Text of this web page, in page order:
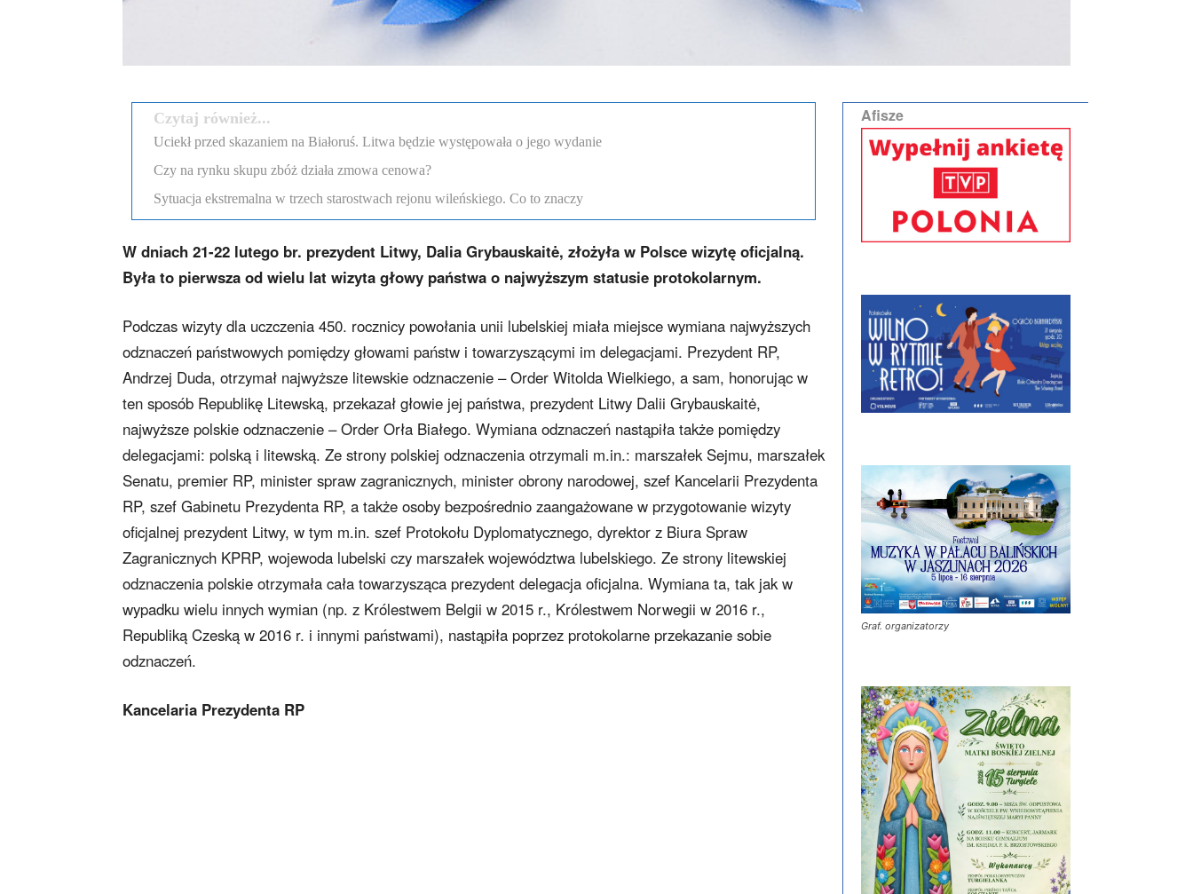
Czytaj również...
Uciekł przed skazaniem na Białoruś. Litwa będzie występowała o jego wydanie
Czy na rynku skupu zbóż działa zmowa cenowa?
Sytuacja ekstremalna w trzech starostwach rejonu wileńskiego. Co to znaczy
W dniach 21-22 lutego br. prezydent Litwy, Dalia Grybauskaitė, złożyła w Polsce wizytę oficjalną.
Była to pierwsza od wielu lat wizyta głowy państwa o najwyższym statusie protokolarnym.
Podczas wizyty dla uczczenia 450. rocznicy powołania unii lubelskiej miała miejsce wymiana najwyższych
odznaczeń państwowych pomiędzy głowami państw i towarzyszącymi im delegacjami. Prezydent RP,
Andrzej Duda, otrzymał najwyższe litewskie odznaczenie – Order Witolda Wielkiego, a sam, honorując w
ten sposób Republikę Litewską, przekazał głowie jej państwa, prezydent Litwy Dalii Grybauskaitė,
najwyższe polskie odznaczenie – Order Orła Białego. Wymiana odznaczeń nastąpiła także pomiędzy
delegacjami: polską i litewską. Ze strony polskiej odznaczenia otrzymali m.in.: marszałek Sejmu, marszałek
Senatu, premier RP, minister spraw zagranicznych, minister obrony narodowej, szef Kancelarii Prezydenta
RP, szef Gabinetu Prezydenta RP, a także osoby bezpośrednio zaangażowane w przygotowanie wizyty
oficjalnej prezydent Litwy, w tym m.in. szef Protokołu Dyplomatycznego, dyrektor z Biura Spraw
Zagranicznych KPRP, wojewoda lubelski czy marszałek województwa lubelskiego. Ze strony litewskiej
odznaczenia polskie otrzymała cała towarzysząca prezydent delegacja oficjalna. Wymiana ta, tak jak w
wypadku wielu innych wymian (np. z Królestwem Belgii w 2015 r., Królestwem Norwegii w 2016 r.,
Republiką Czeską w 2016 r. i innymi państwami), nastąpiła poprzez protokolarne przekazanie sobie
odznaczeń.
Kancelaria Prezydenta RP
Afisze
Graf. organizatorzy